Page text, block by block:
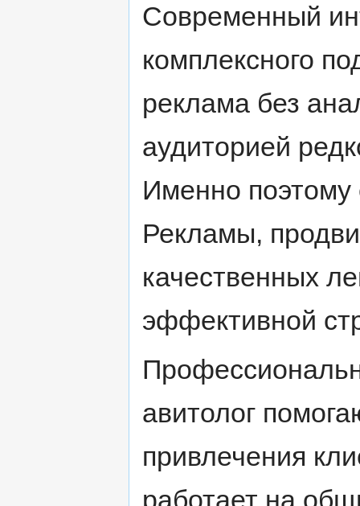
Современный
комплексного
реклама без
аудиторией
Именно поэтому
Рекламы,
качественных
эффективной
авитолог
привлечения